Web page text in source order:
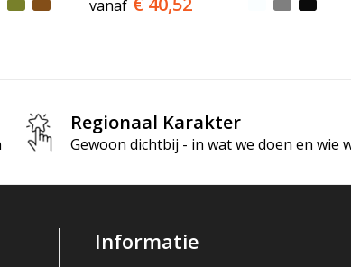
vanaf
Regionaal Karakter
Gewoon dichtbij - in wat we doen en wie
Informatie